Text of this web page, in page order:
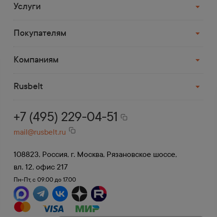
компанией
Услуги
Покупателям
Компаниям
Rusbelt
+7 (495) 229-04-51
mail@rusbelt.ru
108823, Россия, г. Москва, Рязановское шоссе,
вл. 12, офис 217
Пн-Пт, с 09.00 до 17.00